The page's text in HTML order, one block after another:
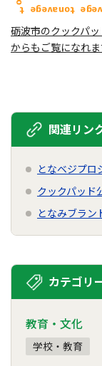
砺波市のクックパ
からもご覧になれま
関連リン
となベジプロ
クックパッド
となみブラン
カテゴリ
教育・文化
学校・教育